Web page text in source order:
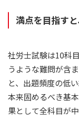
満点を目指す
社労士試験は10科
うような難問が含
と、出題頻度の低
本来固めるべき基
果として全科目が